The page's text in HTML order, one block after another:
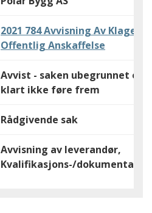
2021 784 Avvisning Av Klage På
Offentlig Anskaffelse
Avvist - saken ubegrunnet
klart ikke føre frem
Rådgivende sak
Avvisning av leverandør,
Kvalifikasjons-/